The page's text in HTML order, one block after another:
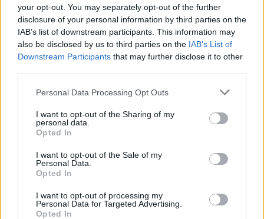
your opt-out. You may separately opt-out of the further
disclosure of your personal information by third parties on the
IAB’s list of downstream participants. This information may
also be disclosed by us to third parties on the IAB’s List of
Downstream Participants that may further disclose it to other
Personal Data Processing Opt Outs
I want to opt-out of the Sharing of my
personal data.
Opted In
I want to opt-out of the Sale of my
Personal Data.
Opted In
I want to opt-out of processing my
Personal Data for Targeted Advertising.
Opted In
„Pilna žmonių, kurie nesupranta apie krepšinį,
– pareiškė Ą.Tubelis. – Jie labai principingi
žmonės. Aš, kaip krepšininkas, žiūriu kas yra
geriausia mano karjerai ir kuris žingsnis yra
teisingas.“
Susiję straipsniai